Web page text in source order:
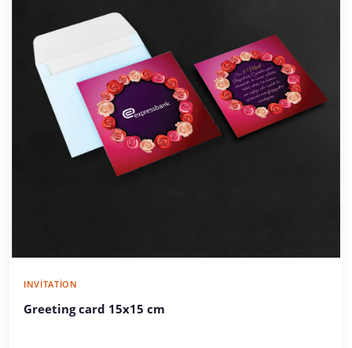
INVITATION
Greeting card 15x15 cm